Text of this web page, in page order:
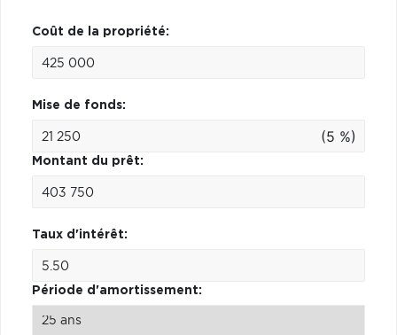
Coût de la propriété:
Mise de fonds:
(5 %)
Montant du prêt:
Taux d'intérêt:
Période d'amortissement: